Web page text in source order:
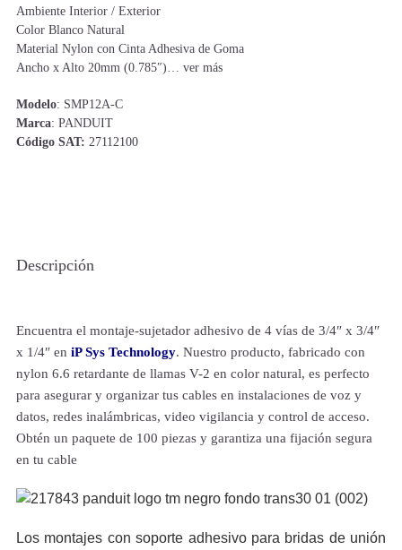
Ambiente Interior / Exterior
Color Blanco Natural
Material Nylon con Cinta Adhesiva de Goma
Ancho x Alto 20mm (0.785″)… ver más
Modelo: SMP12A-C
Marca: PANDUIT
Código SAT: 27112100
Descripción
Encuentra el montaje-sujetador adhesivo de 4 vías de 3/4″ x 3/4″
x 1/4″ en iP Sys Technology. Nuestro producto, fabricado con
nylon 6.6 retardante de llamas V-2 en color natural, es perfecto
para asegurar y organizar tus cables en instalaciones de voz y
datos, redes inalámbricas, video vigilancia y control de acceso.
Obtén un paquete de 100 piezas y garantiza una fijación segura
en tu cable
Los montajes con soporte adhesivo para bridas de unión